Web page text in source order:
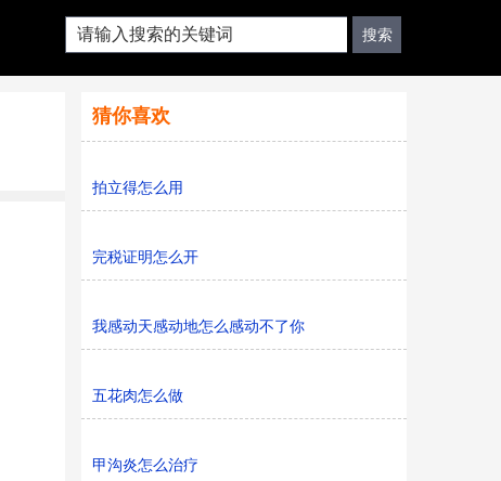
猜你喜欢
拍立得怎么用
完税证明怎么开
我感动天感动地怎么感动不了你
五花肉怎么做
甲沟炎怎么治疗